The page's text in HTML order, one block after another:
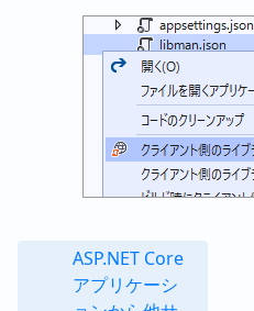
ASP.NET Core
アプリケーシ